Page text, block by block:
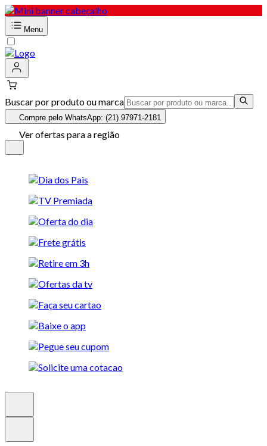
Menu
Buscar por produto ou marca
Compre pelo WhatsApp: (21) 97971-2181
Ver ofertas para a região